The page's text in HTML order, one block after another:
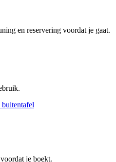
en reservering voordat je gaat.
je boekt.